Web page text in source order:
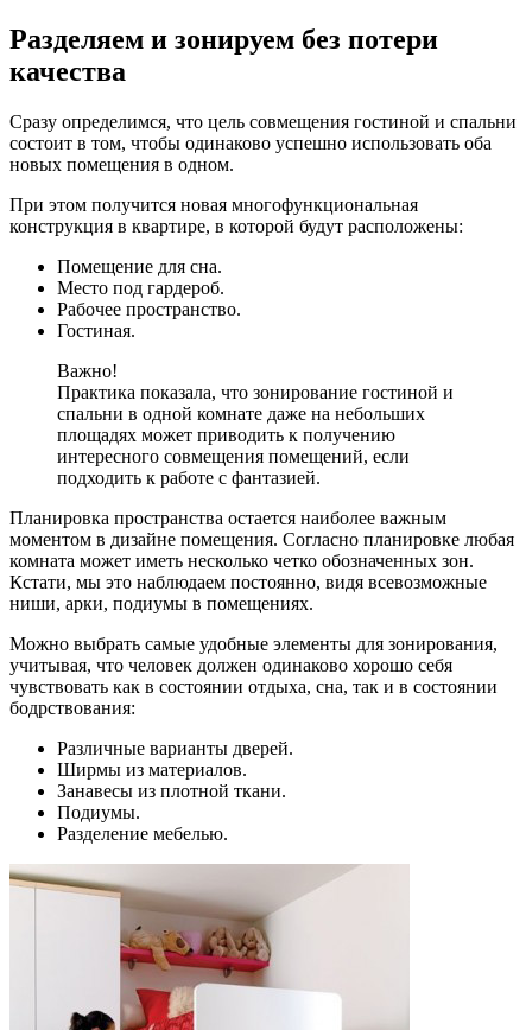
Разделяем и зонируем без потери
качества
Сразу определимся, что цель совмещения гостиной и спальни
состоит в том, чтобы одинаково успешно использовать оба
новых помещения в одном.
При этом получится новая многофункциональная
конструкция в квартире, в которой будут расположены:
Помещение для сна.
Место под гардероб.
Рабочее пространство.
Гостиная.
Важно!
Практика показала, что зонирование гостиной и
спальни в одной комнате даже на небольших
площадях может приводить к получению
интересного совмещения помещений, если
подходить к работе с фантазией.
Планировка пространства остается наиболее важным
моментом в дизайне помещения. Согласно планировке любая
комната может иметь несколько четко обозначенных зон.
Кстати, мы это наблюдаем постоянно, видя всевозможные
ниши, арки, подиумы в помещениях.
Можно выбрать самые удобные элементы для зонирования,
учитывая, что человек должен одинаково хорошо себя
чувствовать как в состоянии отдыха, сна, так и в состоянии
бодрствования:
Различные варианты дверей.
Ширмы из материалов.
Занавесы из плотной ткани.
Подиумы.
Разделение мебелью.